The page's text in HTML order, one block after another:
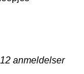
12 anmeldelser